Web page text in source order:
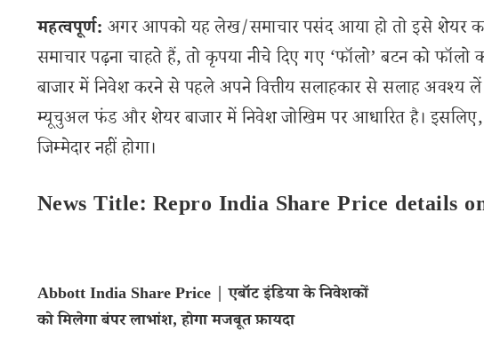
महत्वपूर्ण: अगर आपको यह लेख/समाचार पसंद आया हो तो इसे
समाचार पढ़ना चाहते हैं, तो कृपया नीचे दिए गए ‘फॉलो’ बटन को
बाजार में निवेश करने से पहले अपने वित्तीय सलाहकार से सलाह अवश्य
म्यूचुअल फंड और शेयर बाजार में निवेश जोखिम पर आधारित है। इसलिए,
जिम्मेदार नहीं होगा।
News Title: Repro India Share Price details
Abbott India Share Price | एबॉट इंडिया के निवेशकों
को मिलेगा बंपर लाभांश, होगा मजबूत फ़ायदा